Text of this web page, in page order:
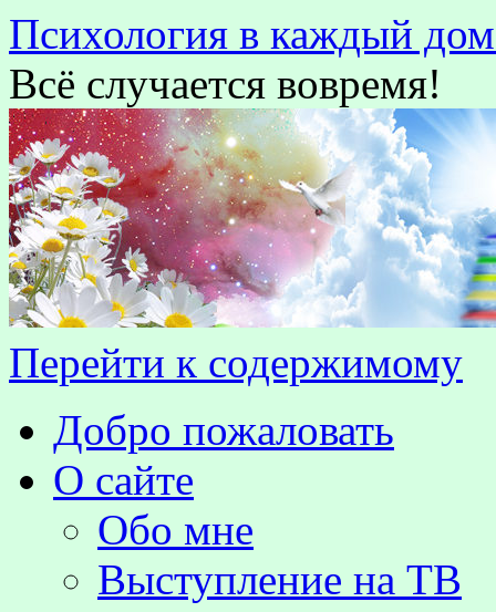
Психология в каждый
Всё случается вовремя!
Перейти к содержимому
Добро пожаловать
О сайте
Обо мне
Выступление на TВ